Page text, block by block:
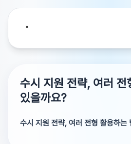
수시 지원 전략, 여러 전
있을까요?
수시 지원 전략, 여러 전형 활용하는